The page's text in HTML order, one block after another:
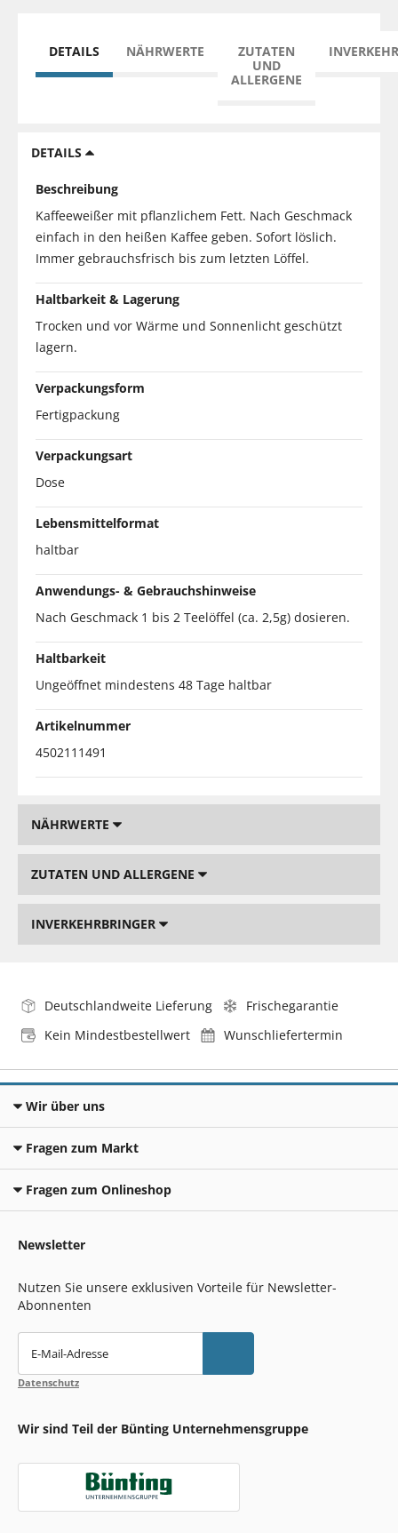
DETAILS NÄHRWERTE
ZUTATEN
UND
ALLERGENE
DETAILS
Beschreibung
Kaffeeweißer mit pflanzlichem Fett. Nach Geschmack
einfach in den heißen Kaffee geben. Sofort löslich.
Immer gebrauchsfrisch bis zum letzten Löffel.
Haltbarkeit & Lagerung
Trocken und vor Wärme und Sonnenlicht geschützt
lagern.
Verpackungsform
Fertigpackung
Verpackungsart
Dose
Lebensmittelformat
haltbar
Anwendungs- & Gebrauchshinweise
Nach Geschmack 1 bis 2 Teelöffel (ca. 2,5g) dosieren.
Haltbarkeit
Ungeöffnet mindestens 48 Tage haltbar
Artikelnummer
4502111491
NÄHRWERTE
ZUTATEN UND ALLERGENE
INVERKEHRBRINGER
Deutschlandweite Lieferung
Frischegarantie
Kein Mindestbestellwert
Wunschliefertermin
Wir über uns
Fragen zum Markt
Fragen zum Onlineshop
Newsletter
Nutzen Sie unsere exklusiven Vorteile für Newsletter-
Abonnenten
E-Mail-Adresse
Datenschutz
Wir sind Teil der Bünting Unternehmensgruppe